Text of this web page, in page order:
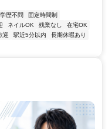
学歴不問
固定時間制
ネイルOK 残業なし
在宅OK
迎 駅近5分以内
長期休暇あり